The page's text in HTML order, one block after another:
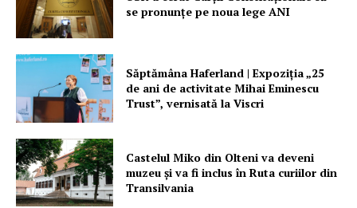
se pronunțe pe noua lege ANI
Săptămâna Haferland | Expoziţia „25
de ani de activitate Mihai Eminescu
Trust”, vernisată la Viscri
Castelul Miko din Olteni va deveni
muzeu şi va fi inclus în Ruta curiilor din
Transilvania